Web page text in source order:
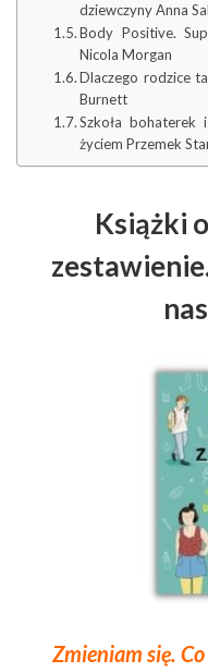
dziewczyny Anna
Body Positive.
Nicola Morgan
Dlaczego rodzice
Burnett
Szkoła
życiem Przemek
Książki
Zmieniam się.